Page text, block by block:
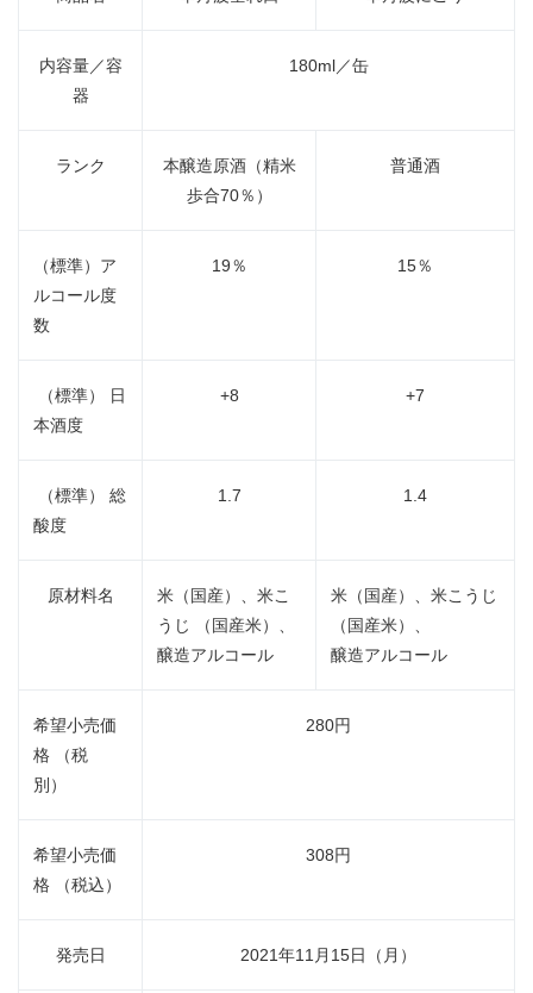
内容量／容
器
180ml／缶
ランク 本醸造原酒（精米
歩合70％）
普通酒
（標準）ア
ルコール度
数
19％ 15％
（標準） 日
本酒度
+8 +7
（標準） 総
酸度
1.7 1.4
原材料名
米（国産）、米こ
うじ （国産米）、
醸造アルコール
米（国産）、米こうじ
（国産米）、
醸造アルコール
希望小売価
格 （税
別）
280円
希望小売価
格 （税込）
308円
発売日 2021年11月15日（月）